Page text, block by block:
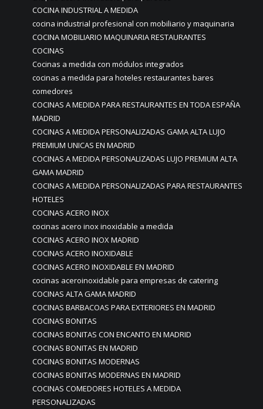
COCINA INDUSTRIAL A MEDIDA
cocina industrial profesional con mobiliario y maquinaria
COCINA MOBILIARIO MAQUINARIA RESTAURANTES
COCINAS
Cocinas a medida con módulos integrados
cocinas a medida para hoteles restaurantes bares
comedores
COCINAS A MEDIDA PARA RESTAURANTES EN TODA ESPAÑA
MADRID
COCINAS A MEDIDA PERSONALIZADAS GAMA ALTA LUJO
PREMIUM UNICAS EN MADRID
COCINAS A MEDIDA PERSONALIZADAS LUJO PREMIUM ALTA
GAMA MADRID
COCINAS A MEDIDA PERSONALIZADAS PARA RESTAURANTES
HOTELES
COCINAS ACERO INOX
cocinas acero inox inoxidable a medida
COCINAS ACERO INOX MADRID
COCINAS ACERO INOXIDABLE
COCINAS ACERO INOXIDABLE EN MADRID
cocinas aceroinoxidable para empresas de catering
COCINAS ALTA GAMA MADRID
COCINAS BARBACOAS PARA EXTERIORES EN MADRID
COCINAS BONITAS
COCINAS BONITAS CON ENCANTO EN MADRID
COCINAS BONITAS EN MADRID
COCINAS BONITAS MODERNAS
COCINAS BONITAS MODERNAS EN MADRID
COCINAS COMEDORES HOTELES A MEDIDA
PERSONALIZADAS